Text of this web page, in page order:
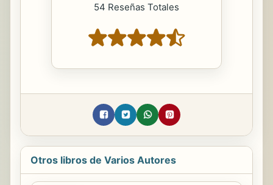
54 Reseñas Totales
Otros libros de Varios Autores